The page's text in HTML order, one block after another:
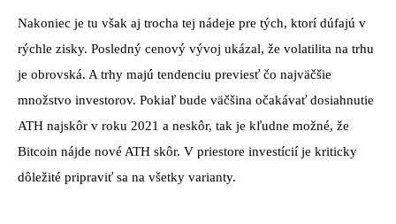
Nakoniec je tu však aj trocha tej nádeje pre tých, ktorí dúfajú v
rýchle zisky. Posledný cenový vývoj ukázal, že volatilita na trhu
je obrovská. A trhy majú tendenciu previesť čo najväčšie
množstvo investorov. Pokiaľ bude väčšina očakávať dosiahnutie
ATH najskôr v roku 2021 a neskôr, tak je kľudne možné, že
Bitcoin nájde nové ATH skôr. V priestore investícií je kriticky
dôležité pripraviť sa na všetky varianty.